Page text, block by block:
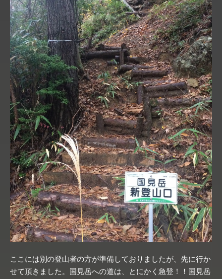
ここには別の登山者の方が準備しておりましたが、先に行か
せて頂きました。国見岳への道は、とにかく急登！！国見岳